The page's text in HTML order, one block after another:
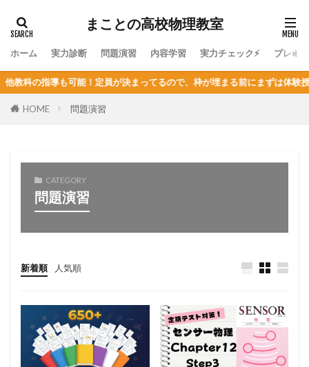
まことの高校物理教室
ホーム 実力診断 問題演習 内容学習 実力チェック⚡ プレミ
可能！定員が決まってるので、枠が埋まる前にまずは体験授業を！
HOME 問題演習
CATEGORY
問題演習
新着順 人気順